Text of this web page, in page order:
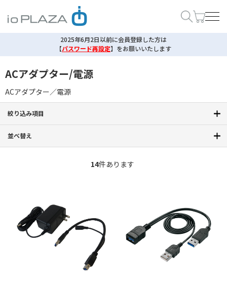
2025年6月2日以前に会員登録した方は
【パスワード再設定】 をお願いいたします
ACアダプター/電源
ACアダプター／電源
絞り込み項目
並べ替え
14件あります